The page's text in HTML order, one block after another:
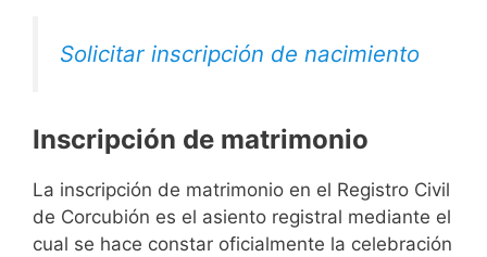
Solicitar inscripción de nacimiento
Inscripción de matrimonio
La inscripción de matrimonio en el Registro Civil
de Corcubión es el asiento registral mediante el
cual se hace constar oficialmente la celebración